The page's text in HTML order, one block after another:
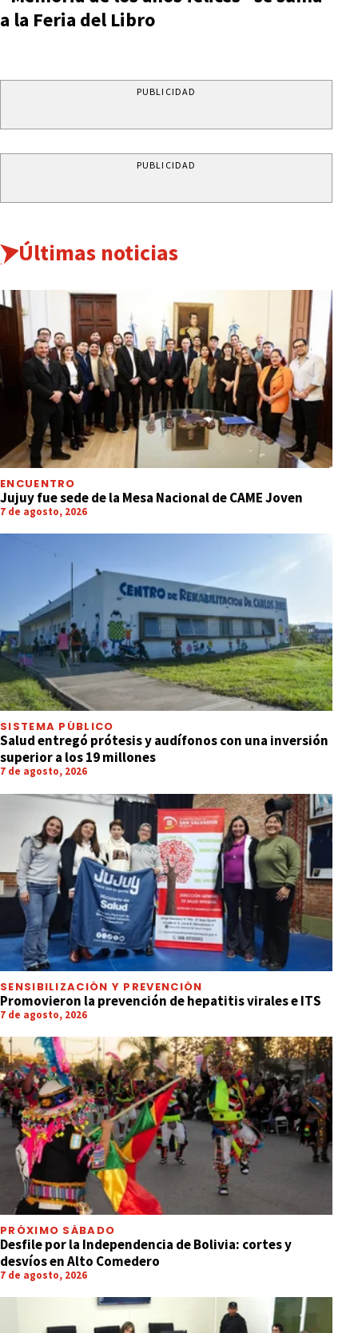
a la Feria del Libro
PUBLICIDAD
PUBLICIDAD
Últimas noticias
ENCUENTRO
Jujuy fue sede de la Mesa Nacional de CAME Joven
7 de agosto, 2026
SISTEMA PÚBLICO
Salud entregó prótesis y audífonos con una inversión
superior a los 19 millones
7 de agosto, 2026
SENSIBILIZACIÓN Y PREVENCIÓN
Promovieron la prevención de hepatitis virales e ITS
7 de agosto, 2026
PRÓXIMO SÁBADO
Desfile por la Independencia de Bolivia: cortes y
desvíos en Alto Comedero
7 de agosto, 2026